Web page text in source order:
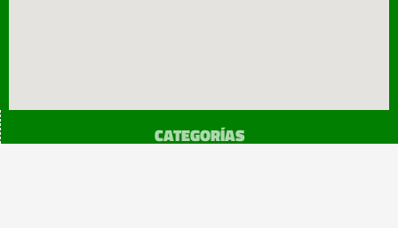
CATEGORÍAS